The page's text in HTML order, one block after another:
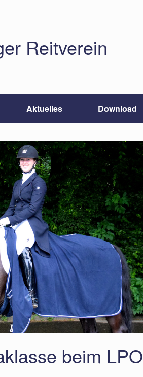
Reitverein
Aktuelles Download
beim